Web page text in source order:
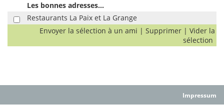
Les bonnes adresses...
Restaurants La Paix et La Grange
Envoyer la sélection à un ami | Supprimer | Vider la
sélection
Impressum